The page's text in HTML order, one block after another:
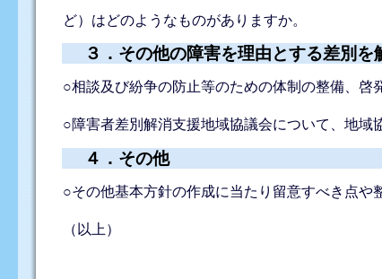
ど）はどのようなものがありますか。
３．その他の障害を理由とする差別
○相談及び紛争の防止等のための体制の整備、啓
○障害者差別解消支援地域協議会について、地域
４．その他
○その他基本方針の作成に当たり留意すべき点や
（以上）